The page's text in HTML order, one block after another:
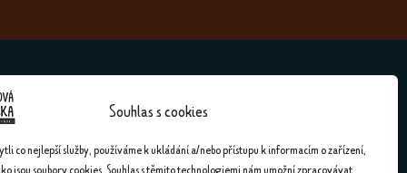
Souhlas s cookies
co nejlepší služby, používáme k ukládání a/nebo přístupu k informacím o zařízení,
Kontakty